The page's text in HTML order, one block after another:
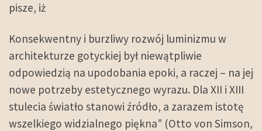
pisze, iż
Konsekwentny i burzliwy rozwój luminizmu w
architekturze gotyckiej był niewątpliwie
odpowiedzią na upodobania epoki, a raczej – na jej
nowe potrzeby estetycznego wyrazu. Dla XII i XIII
stulecia światło stanowi źródło, a zarazem istotę
wszelkiego widzialnego piękna” (Otto von Simson,